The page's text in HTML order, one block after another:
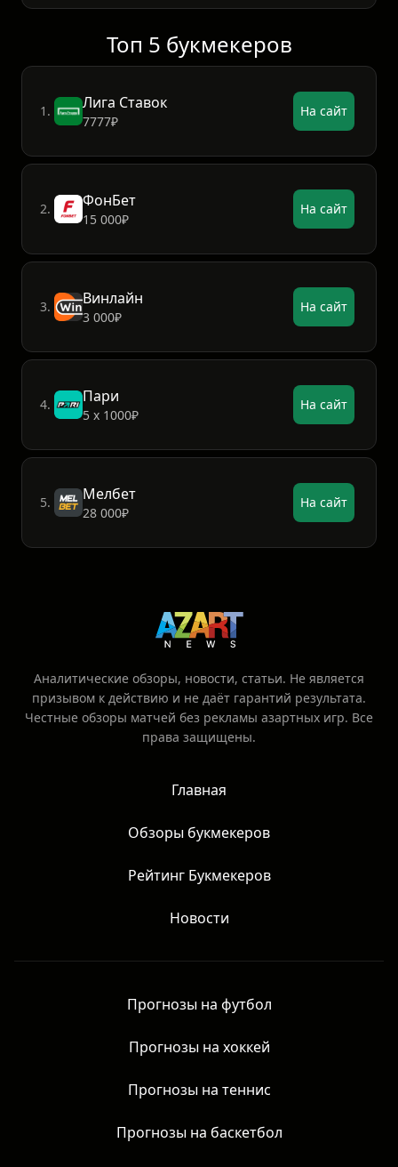
Топ 5 букмекеров
1. Лига Ставок
7777₽
На сайт
2. ФонБет
15 000₽
На сайт
3. Винлайн
3 000₽
На сайт
4. Пари
5 х 1000₽
На сайт
5. Мелбет
28 000₽
На сайт
Аналитические обзоры, новости, статьи. Не является
призывом к действию и не даёт гарантий результата.
Честные обзоры матчей без рекламы азартных игр. Все
права защищены.
Главная
Обзоры букмекеров
Рейтинг Букмекеров
Новости
Прогнозы на футбол
Прогнозы на хоккей
Прогнозы на теннис
Прогнозы на баскетбол